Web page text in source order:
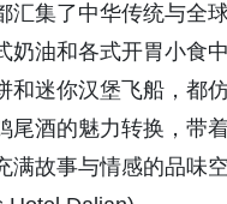
汇集了中华传统与全
奶油和各式开胃小食
和迷你汉堡飞船，都
尾酒的魅力转换，带
满故事与情感的品味